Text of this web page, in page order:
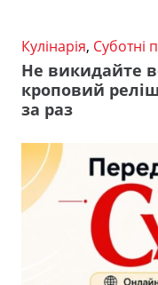
Кулінарія, Суботні
Не викидайте
кроповий
за раз